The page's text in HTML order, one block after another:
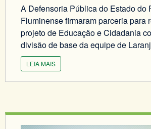
A Defensoria Pública do Estado do
Fluminense firmaram parceria para
projeto de Educação e Cidadania
divisão de base da equipe de
LEIA MAIS